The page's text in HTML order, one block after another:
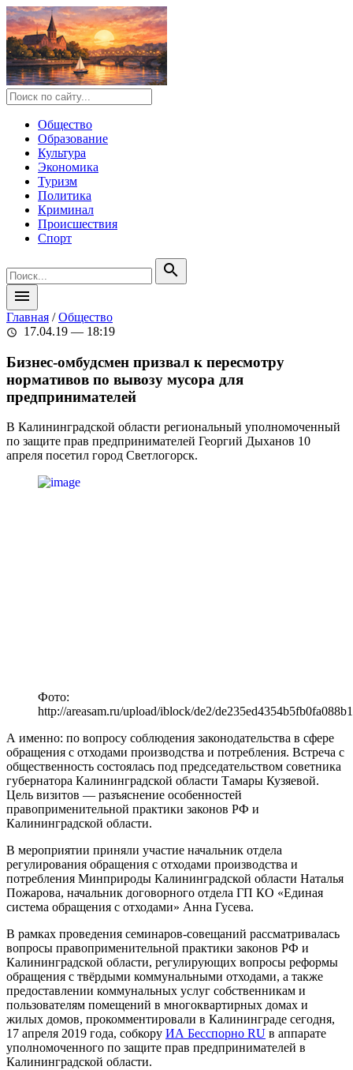
Общество
Образование
Культура
Экономика
Туризм
Политика
Криминал
Происшествия
Спорт
search
menu
Главная /Общество
schedule 17.04.19 — 18:19
Бизнес-омбудсмен призвал к пересмотру
нормативов по вывозу мусора для
предпринимателей
В Калининградской области региональный уполномоченный
по защите прав предпринимателей Георгий Дыханов 10
апреля посетил город Светлогорск.
Фото:
http://areasam.ru/upload/iblock/de2/
А именно: по вопросу соблюдения законодательства в сфере
обращения с отходами производства и потребления. Встреча с
общественность состоялась под председательством советника
губернатора Калининградской области Тамары Кузяевой.
Цель визитов — разъяснение особенностей
правоприменительной практики законов РФ и
Калининградской области.
В мероприятии приняли участие начальник отдела
регулирования обращения с отходами производства и
потребления Минприроды Калининградской области Наталья
Пожарова, начальник договорного отдела ГП КО «Единая
система обращения с отходами» Анна Гусева.
В рамках проведения семинаров-совещаний рассматривалась
вопросы правоприменительной практики законов РФ и
Калининградской области, регулирующих вопросы реформы
обращения с твёрдыми коммунальными отходами, а также
предоставлении коммунальных услуг собственникам и
пользователям помещений в многоквартирных домах и
жилых домов, прокомментировали в Калининграде сегодня,
17 апреля 2019 года, собкору ИА Бесспорно RU в аппарате
уполномоченного по защите прав предпринимателей в
Калининградской области.